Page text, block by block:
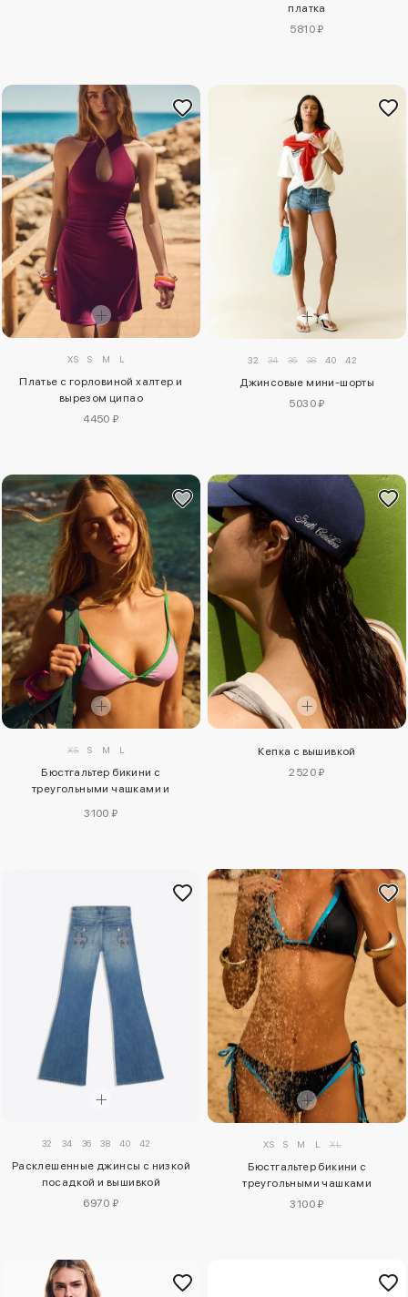
платка
5810 ₽
XS S M L
Платье с горловиной халтер и
вырезом ципао
4450 ₽
32 34 36 38 40 42
Джинсовые мини-шорты
5030 ₽
XS S M L
Бюстгальтер бикини с
треугольными чашками и
3100 ₽
Кепка с вышивкой
2520 ₽
32 34 36 38 40 42
Расклешенные джинсы с низкой
посадкой и вышивкой
6970 ₽
XS S M L XL
Бюстгальтер бикини с
треугольными чашками
3100 ₽